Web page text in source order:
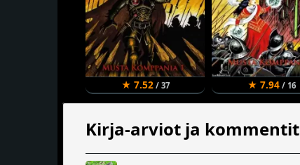
★ 7.52/ 37 ★ 7.94/ 16
Kirja-arviot ja kommentit